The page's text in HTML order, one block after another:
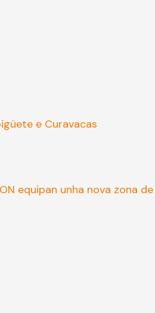
e Curavacas
equipan unha nova zona